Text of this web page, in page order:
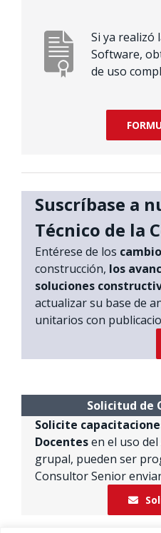
Si ya realizó
Software,
de uso
Suscríbase a
Técnico de la
Entérese de los
construcción, los
soluciones
actualizar su base de
unitarios con
Solicitud de
Solicite
Docentesen el uso
grupal, pueden ser
Consultor Senior